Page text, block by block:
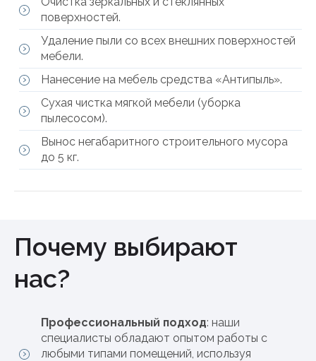
поверхностей.
Удаление пыли со всех внешних поверхностей
мебели.
Нанесение на мебель средства «Антипыль».
Сухая чистка мягкой мебели (уборка
пылесосом).
Вынос негабаритного строительного мусора
до 5 кг.
Почему выбирают
нас?
Профессиональный подход: наши
специалисты обладают опытом работы с
любыми типами помещений, используя